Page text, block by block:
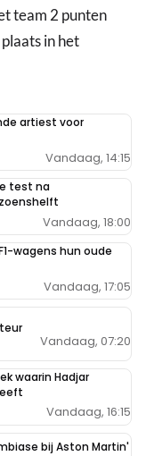
team 2 punten
in het
artiest voor
Vandaag, 14:15
test na
Vandaag, 18:00
wagens hun oude
Vandaag, 17:05
Vandaag, 07:20
waarin Hadjar
Vandaag, 16:15
bij Aston Martin'